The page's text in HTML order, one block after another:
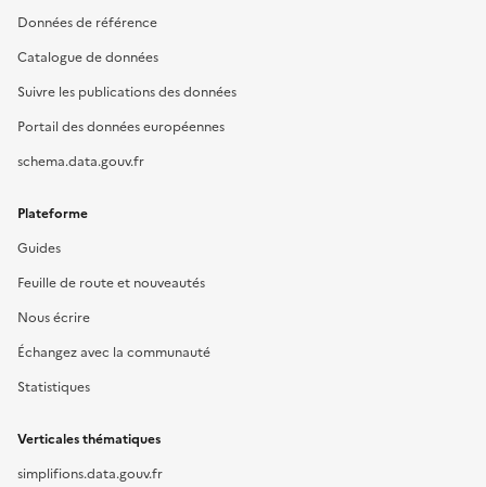
Données de référence
Catalogue de données
Suivre les publications des données
Portail des données européennes
schema.data.gouv.fr
Plateforme
Guides
Feuille de route et nouveautés
Nous écrire
Échangez avec la communauté
Statistiques
Verticales thématiques
simplifions.data.gouv.fr